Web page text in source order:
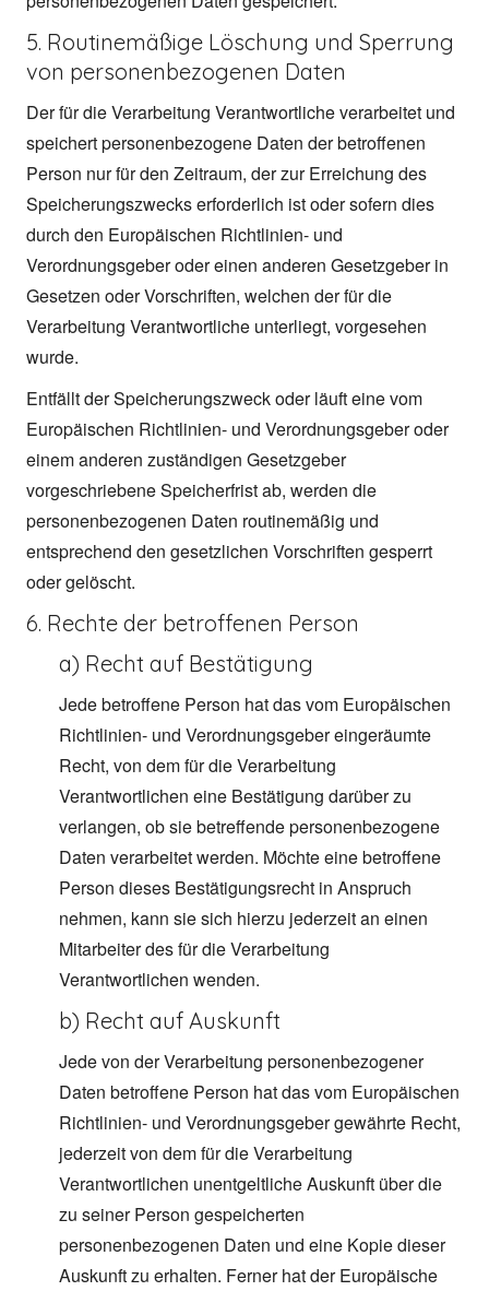
5. Routinemäßige Löschung und Sperrung
von personenbezogenen Daten
Der für die Verarbeitung Verantwortliche verarbeitet und
speichert personenbezogene Daten der betroffenen
Person nur für den Zeitraum, der zur Erreichung des
Speicherungszwecks erforderlich ist oder sofern dies
durch den Europäischen Richtlinien- und
Verordnungsgeber oder einen anderen Gesetzgeber in
Gesetzen oder Vorschriften, welchen der für die
Verarbeitung Verantwortliche unterliegt, vorgesehen
wurde.
Entfällt der Speicherungszweck oder läuft eine vom
Europäischen Richtlinien- und Verordnungsgeber oder
einem anderen zuständigen Gesetzgeber
vorgeschriebene Speicherfrist ab, werden die
personenbezogenen Daten routinemäßig und
entsprechend den gesetzlichen Vorschriften gesperrt
oder gelöscht.
6. Rechte der betroffenen Person
a) Recht auf Bestätigung
Jede betroffene Person hat das vom Europäischen
Richtlinien- und Verordnungsgeber eingeräumte
Recht, von dem für die Verarbeitung
Verantwortlichen eine Bestätigung darüber zu
verlangen, ob sie betreffende personenbezogene
Daten verarbeitet werden. Möchte eine betroffene
Person dieses Bestätigungsrecht in Anspruch
nehmen, kann sie sich hierzu jederzeit an einen
Mitarbeiter des für die Verarbeitung
Verantwortlichen wenden.
b) Recht auf Auskunft
Jede von der Verarbeitung personenbezogener
Daten betroffene Person hat das vom Europäischen
Richtlinien- und Verordnungsgeber gewährte Recht,
jederzeit von dem für die Verarbeitung
Verantwortlichen unentgeltliche Auskunft über die
zu seiner Person gespeicherten
personenbezogenen Daten und eine Kopie dieser
Auskunft zu erhalten. Ferner hat der Europäische